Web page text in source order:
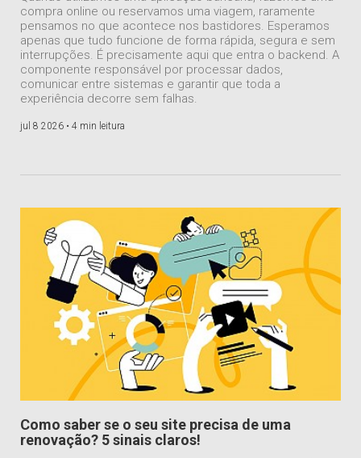
compra online ou reservamos uma viagem, raramente
pensamos no que acontece nos bastidores. Esperamos
apenas que tudo funcione de forma rápida, segura e sem
interrupções. É precisamente aqui que entra o backend. A
componente responsável por processar dados,
comunicar entre sistemas e garantir que toda a
experiência decorre sem falhas.
jul 8 2026 • 4 min leitura
Como saber se o seu site precisa de uma
renovação? 5 sinais claros!